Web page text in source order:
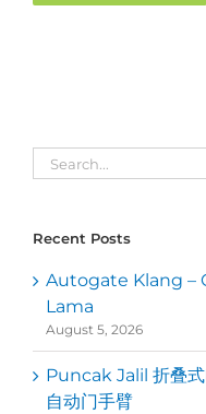
Search
for:
Recent Posts
Autogate Klang –
Lama
August 5, 2026
Puncak Jalil 折叠式
自动门手臂